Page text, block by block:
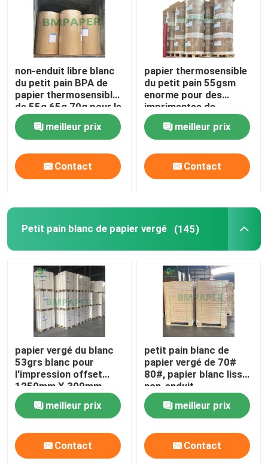
non-enduit libre blanc
du petit pain BPA de
papier thermosensible
de 55g 65g 70g pour le
disque
meilleur prix
Contact
papier thermosensible
du petit pain 55gsm
enorme pour des
imprimantes de
position 565mm x
6000mmeilleur prix
Contact
Petit pain blanc de papier vergé (145)
papier vergé du blanc
53grs blanc pour
l'impression offset
1250mm X 300mm
700mm X 300mm
meilleur prix
Contact
petit pain blanc de
papier vergé de 70#
80#, papier blanc lisse
non-enduit
d'impression offset
meilleur prix
Contact